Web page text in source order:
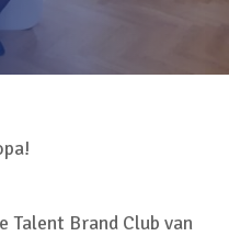
Talent Brand Club van